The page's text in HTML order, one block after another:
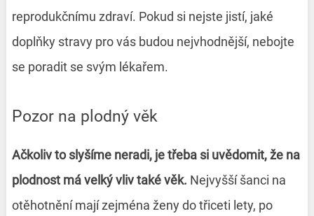
reprodukčnímu zdraví. Pokud si nejste jistí, jaké
doplňky stravy pro vás budou nejvhodnější, nebojte
se poradit se svým lékařem.
Pozor na plodný věk
Ačkoliv to slyšíme neradi, je třeba si uvědomit, že na
plodnost má velký vliv také věk. Nejvyšší šanci na
otěhotnění mají zejména ženy do třiceti lety, po